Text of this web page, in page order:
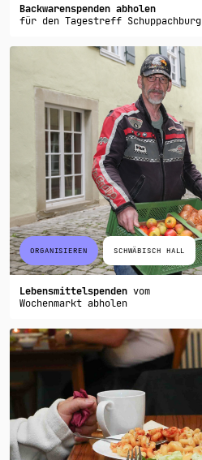
Backwarenspenden abholen
für den Tagestreff Schuppachburg
ORGANISIEREN SCHWÄBISCH HALL
Lebensmittelspenden vom
Wochenmarkt abholen